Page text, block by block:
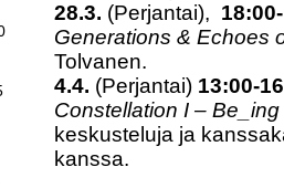
28.3. (Perjantai),
Generations & Echoes
Tolvanen.
4.4. (Perjantai) 13:00-
Constellation I –
keskusteluja ja
kanssa.